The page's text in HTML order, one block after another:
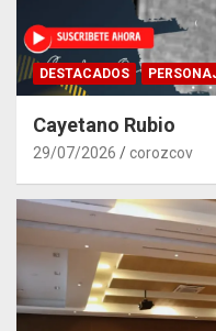
DESTACADOS
Cayetano Rubio
29/07/2026 corozcov